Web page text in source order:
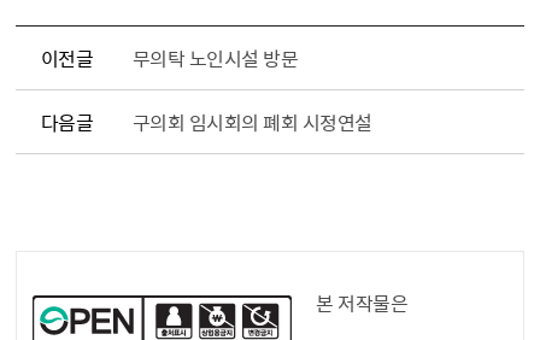
이전글 무의탁 노인시설 방문
다음글 구의회 임시회의 폐회 시정연설
본 저작물은